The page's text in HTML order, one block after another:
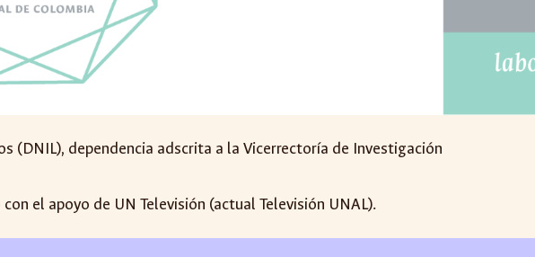
(DNIL), dependencia adscrita a la Vicerrectoría de Investigación
el apoyo de UN Televisión (actual Televisión UNAL).